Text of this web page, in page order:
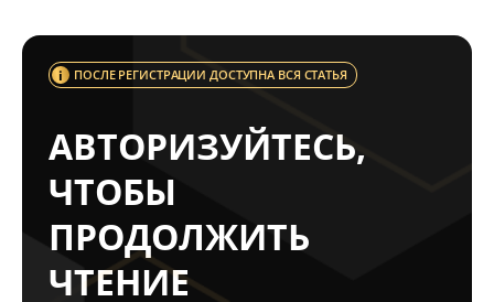
ПОСЛЕ РЕГИСТРАЦИИ ДОСТУПНА ВСЯ СТАТЬЯ
АВТОРИЗУЙТЕСЬ,
ЧТОБЫ
ПРОДОЛЖИТЬ
ЧТЕНИЕ